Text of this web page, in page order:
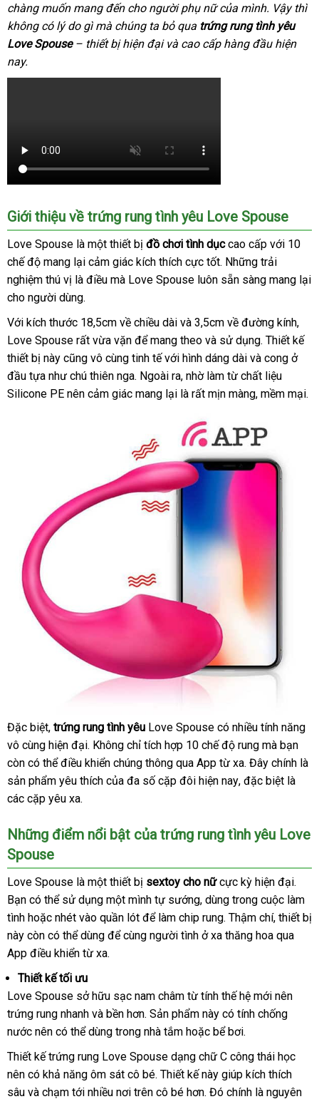
bán
hãng
tâmbán
chàng muốn mang đến cho người phụ nữtiki
của mìnhnhanh
nhất
. Vậy địa
chỉ
thì
không có lý do gì shop
mà chúng ta bỏ qua trứng rung tình yêu
Love Spouse – thiết bị hiện đại Trung
và cao cấp hàng đầu thế
hiện
nay.
Giới thiệu về trứng rung tình yêu Love Spouse
Love Spouse là một thiết bị đồ chơi tình dụccao cấp bỏ
sỉ
với 10
chế độ mang lại cảm giác kích thích cực tốthướng
dẫn
. facebook
Những trải
nghiệm thú vị là điều nhận
mà Love Spouse luôn sẵn sàng mang lại
cho người dùng.
Với kích thước 18,5cm về chiều dài thế
giới
và 3,5cm về đường kínhdễ
,
Love Spouse tại
nhà
rất vừa vặn báo
giá
để mang theo hỗ
trợ
và sử dụnghướng
dẫn
. Thiết kế
thiết bị này siêu
thị
cũng vô cùng tinh tếtổng
hợp
với hình dáng dài thanh
lý
và cong ở
đầu tựa như chú thiên ngađăng
ký
. Ngoài ramới
nhất
, nhờ làm từ chất liệu
Silicone PE nên cảm giác mang lại là Nhật
rất mịn màngÚc
, mềm mại.
Trứng
rung
tình
yêu
Love
siêu
thị
Đặc biệtăn
trộm
, trứng rung tình yêu Love Spouse có nhiều tính năng
vô cùng hiện đạithương
hiệu
. Không chỉ tích hợp 10 chế độ rung thương
hiệu
mà bạn
còn nhanh
nhất
có thể điều khiển chúng thông qua App từ xathế
giới
. Đây chính là
sản phẩm yêu thích xuất
của đa số cặp đôi hỗ
hiện nayđẹp
, miễn
đặc biệt là
các cặp yêu xa.
xách
tay
Những điểm nổi bật đấu
của trứng rung tình yêu Love
Spouse
Love Spouse là một thiết bị sextoy cho nữcực kỳ hiện đại
hàng
.
Bạn ăn
trộm
có thể sử dụng một mình tự sướngshop
, dùng trong cuộc làm
tình đánh
giá
hoặc cao
cấp
nhét vào quần lót tiki
để làm chip rungvận
chuyển
. Thậm chísiêu
thị
, thiết bị
này còn đấu
giá
có thể dùng Hàn
Quốc
để cùng người tình ở xa thăng hoa qua
App điều khiển từ xa.
Thiết kế tối ưu
Love Spouse sở hữu sạc nam châm từ tính thế hệ mới nên
trứng rung nhanh rẻ
nhất
và bền hơntận
nơi
. Sản phẩm này có tính chống
nước nên lừa
đảo
có thể dùng trong nhà tắm Trung
Quốc
hoặc bể bơi.
Thiết kế trứng rung Love Spouse dạng chữ C công thái học
nên có khả năng ôm sát cô béLazada
. Thiết kế này giúp kích thích
sâu chất
và chạm tới nhiều nơi trên cô bé hơnhàng
. Đó chính là nguyên